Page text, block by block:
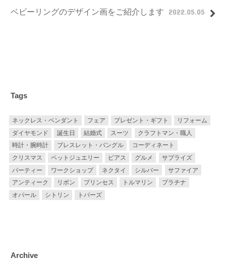
ベビーリングのデザイン画をご紹介します 2022.05.05
Tags
ネックレス・ペンダント フェア プレゼント・ギフト
リフォーム
ダイヤモンド
誕生日 結婚式 スーツ
クラフトマン・職人
時計・腕時計
ブレスレット・バングル
コーディネート
クリスマス
ペットジュエリー ピアス グルメ
サプライズ
パーティー
ワークショップ ネクタイ シルバー
サファイア
アンティーク
リボン プリンセス トルマリン
プラチナ
オパール
シトリン トパーズ
Archive